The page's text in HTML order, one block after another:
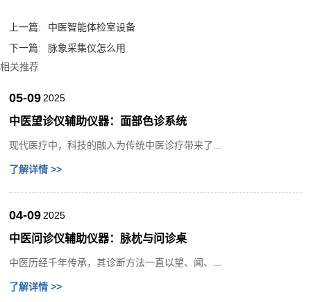
上一篇:
中医智能体检室设备
下一篇:
脉象采集仪怎么用
相关推荐
05-09 2025
中医望诊仪辅助仪器：面部色诊系统
现代医疗中，科技的融入为传统中医诊疗带来了...
了解详情 >>
04-09 2025
中医问诊仪辅助仪器：脉枕与问诊桌
中医历经千年传承，其诊断方法一直以望、闻、...
了解详情 >>